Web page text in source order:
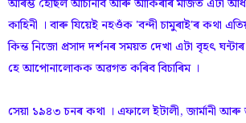
আৰম্ভ হৈছিল আচানবি আৰু আকিৰাৰ মাজত এটা
কাহিনী । বাৰু যিয়েই নহওঁক 'বন্দী চামুৰাই'ৰ কথা
কিন্ত নিজো প্ৰসাদ দৰ্শনৰ সময়ত দেখা এটা বৃহৎ
হে আপোনালোকক অৱগত কৰিব বিচাৰিম ।
সেয়া ১৯৪৩ চনৰ কথা । এফালে ইটালী, জাৰ্মানী আৰু